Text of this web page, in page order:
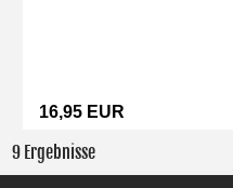
16,95 EUR
9 Ergebnisse